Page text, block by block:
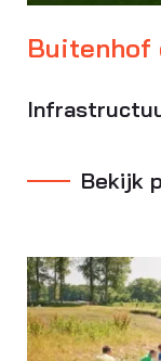
Buitenhof
Bekijk